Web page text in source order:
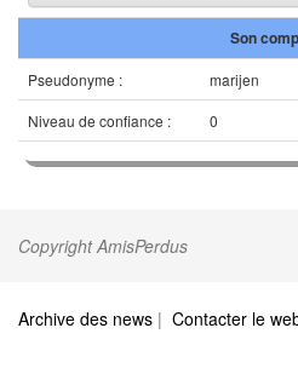
Son
Pseudonyme :
marijen
Niveau de confiance :
0
Copyright AmisPerdus
Archive des news | Contacter le